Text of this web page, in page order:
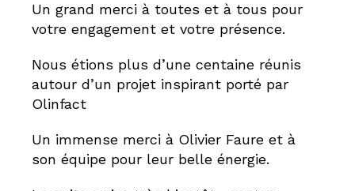
Un grand merci à toutes et à tous pour
votre engagement et votre présence.
Nous étions plus d’une centaine réunis
autour d’un projet inspirant porté par
Olinfact
Un immense merci à Olivier Faure et à
son équipe pour leur belle énergie.